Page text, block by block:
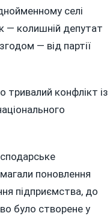
селі
— колишній депутат
— від партії
тривалий конфлікт із
поновлення
підприємства, до
було створене у